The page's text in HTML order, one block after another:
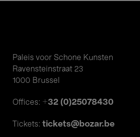
Paleis voor Schone Kunsten
Ravensteinstraat 23
1000 Brussel
Offices: +32 (0)25078430
Tickets: tickets@bozar.be